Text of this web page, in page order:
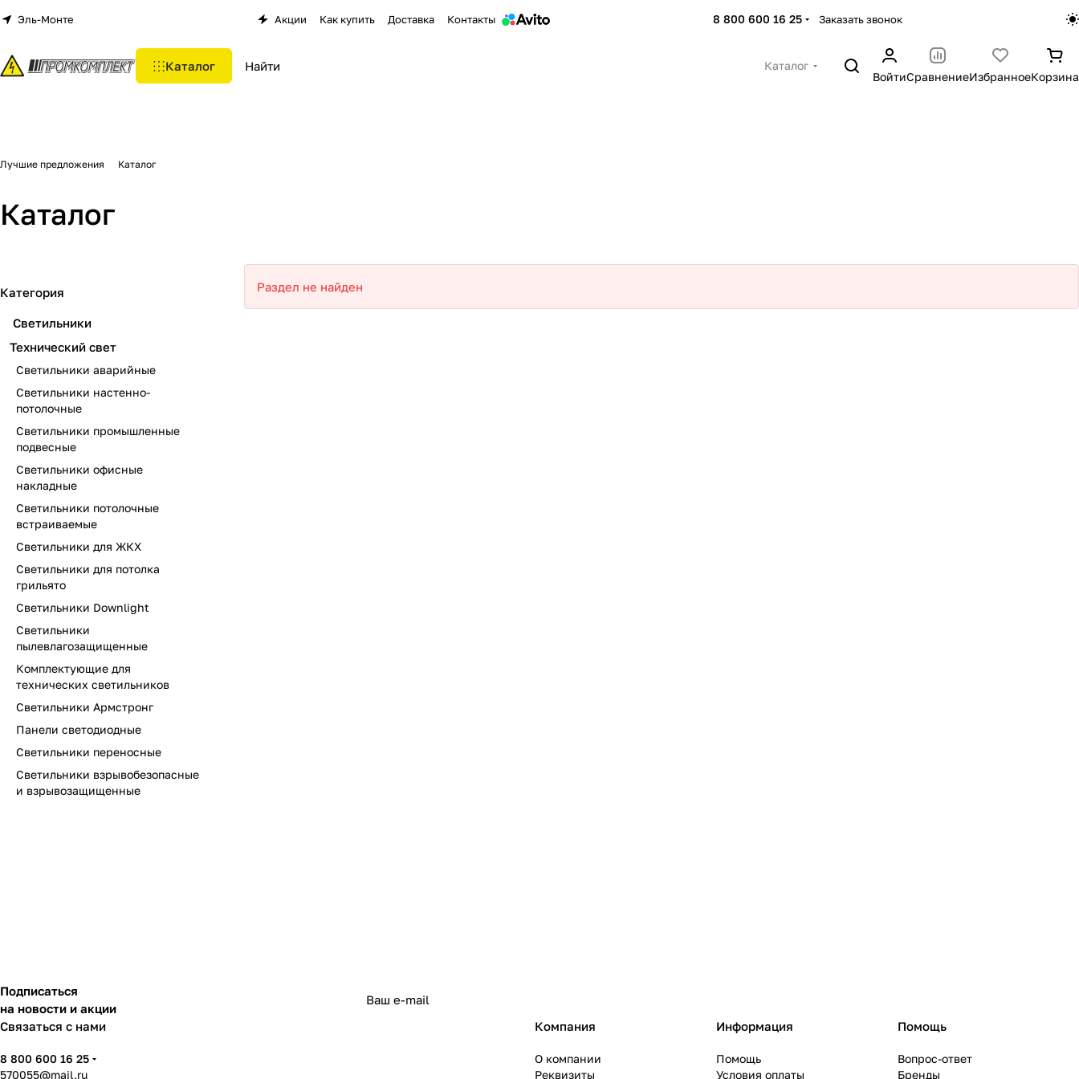
Эль-Монте Акции Как купить Доставка Контакты 8 800 600 16 25 Заказать звонок
Каталог
Каталог
ВойтиСравнениеИзбранноеКорзина
Лучшие предложения Каталог
Каталог
Раздел не найден
Категория
Светильники
Технический свет
Светильники аварийные
Светильники настенно-
потолочные
Светильники промышленные
подвесные
Светильники офисные
накладные
Светильники потолочные
встраиваемые
Светильники для ЖКХ
Светильники для потолка
грильято
Светильники Downlight
Светильники
пылевлагозащищенные
Комплектующие для
технических светильников
Светильники Армстронг
Панели светодиодные
Светильники переносные
Светильники взрывобезопасные
и взрывозащищенные
Подписаться
на новости и акции
Связаться с нами
8 800 600 16 25
570055@mail.ru
Компания
О компании
Реквизиты
Информация
Помощь
Условия оплаты
Помощь
Вопрос-ответ
Бренды